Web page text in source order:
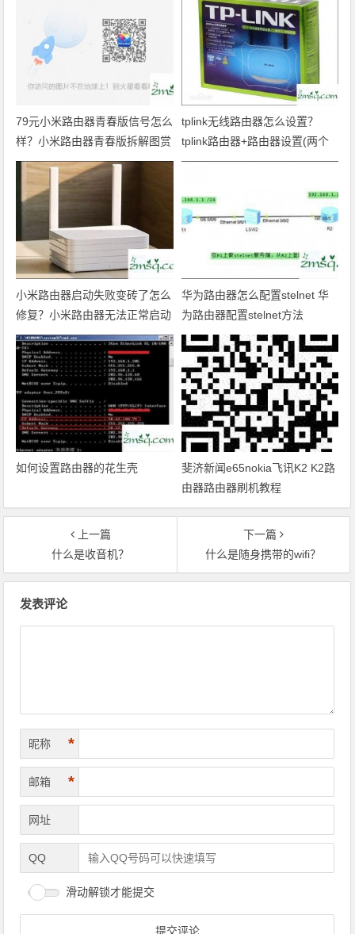
79元小米路由器青春版信号怎么
样？小米路由器青春版拆解图赏
tplink无线路由器怎么设置？
tplink路由器+路由器设置(两个
路由器串联方法)
小米路由器启动失败变砖了怎么
修复？小米路由器无法正常启动
怎么办呢？
华为路由器怎么配置stelnet 华
为路由器配置stelnet方法
如何设置路由器的花生壳
斐济新闻e65nokia飞讯K2 K2路
由器路由器刷机教程
上一篇
什么是收音机？
下一篇
什么是随身携带的wifi？
发表评论
昵称 *
邮箱 *
网址
QQ
滑动解锁才能提交